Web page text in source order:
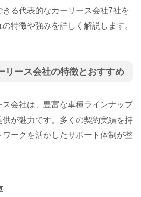
る代表的なカーリース会社7社を
特徴や強みを詳しく解説します。
リース会社の特徴とおすすめ
会社は、豊富な車種ラインナップ
供が魅力です。多くの契約実績を持
ークを活かしたサポート体制が整